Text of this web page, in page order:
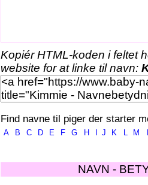
Kopiér HTML-koden i feltet
website for at linke til navn:
Find navne til piger der starter
A B C D E F G H J K L M
NAVN -